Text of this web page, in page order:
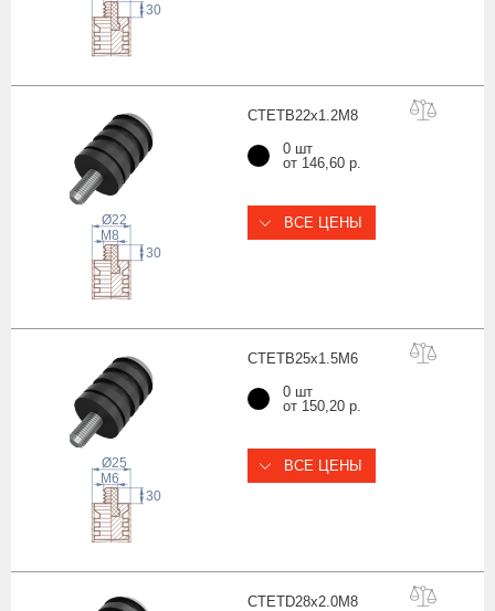
30
CTETB22x1.2M8
30
Ø22
M8
0 шт
от 146,60 р.
ВСЕ ЦЕНЫ
CTETB25x1.5M6
30
Ø25
M6
0 шт
от 150,20 р.
ВСЕ ЦЕНЫ
CTETD28x2.0M8